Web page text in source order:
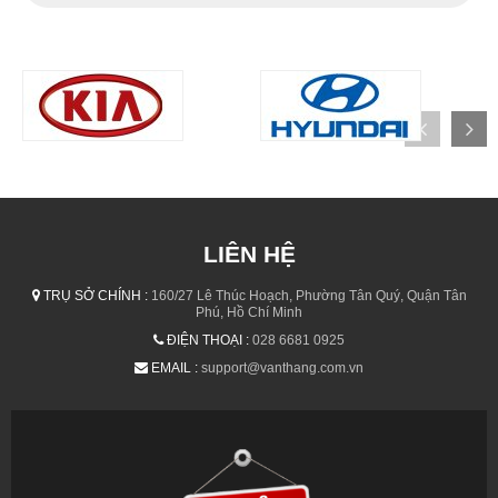
LIÊN HỆ
TRỤ SỞ CHÍNH :160/27 Lê Thúc Hoạch, Phường Tân Quý, Quận Tân
Phú, Hồ Chí Minh
ĐIỆN THOẠI : 028 6681 0925
EMAIL : support@vanthang.com.vn